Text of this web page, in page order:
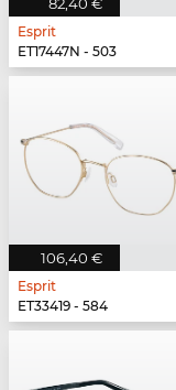
Esprit
ET17447N - 503
106,40 €
Esprit
ET33419 - 584